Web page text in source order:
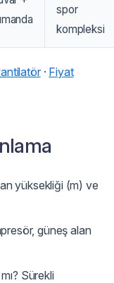
spor
kompleksi
· Fiyat
yüksekliği (m) ve
güneş alan
Sürekli